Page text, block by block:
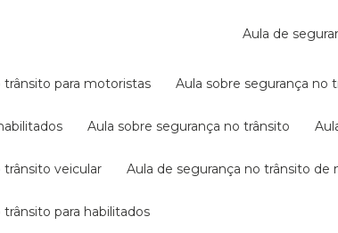
aula de
trânsito para motoristas aula sobre segurança
aula sobre segurança no trânsito
trânsito veicular aula de segurança no trânsito de
trânsito para habilitados